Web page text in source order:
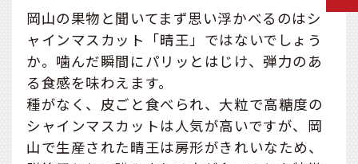
岡山の果物と聞いてまず思い浮かべるのはシ
ャインマスカット「晴王」ではないでしょう
か。噛んだ瞬間にパリッとはじけ、弾力のあ
る食感を味わえます。
種がなく、皮ごと食べられ、大粒で高糖度の
シャインマスカットは人気が高いですが、岡
山で生産された晴王は房形がきれいなため、